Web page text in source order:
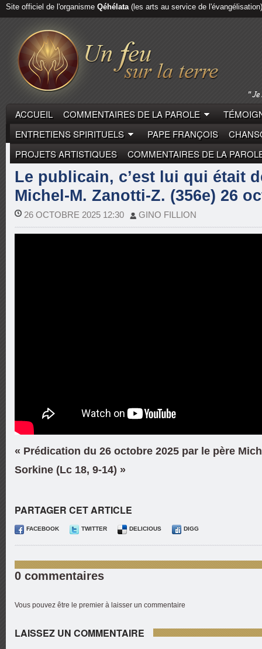
Site officiel de l'organisme Qéhélata(les arts au service de l'évangélisation)
ACCUEIL COMMENTAIRES DE LA PAROLE
ENTRETIENS SPIRITUELS
PAPE FRANÇOIS
PROJETS ARTISTIQUES
COMMENTAIRES DE LA
COMMENTAIRES DE LA PAROLE MICHEL-MARIE
Le publicain, c’est lui qui était
Michel-M. Zanotti-Z. (356e) 26
26 OCTOBRE 2025 12:30 GINO FILLION
« Prédication du 26 octobre 2025 par le père
Sorkine (Lc 18, 9-14) »
PARTAGER CET ARTICLE
FACEBOOK TWITTER DELICIOUS DIGG
0 commentaires
Vous pouvez être le premier à laisser un commentaire
LAISSEZ UN COMMENTAIRE